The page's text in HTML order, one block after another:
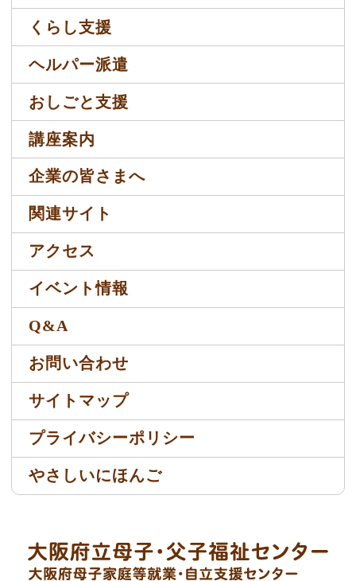
くらし支援
ヘルパー派遣
おしごと支援
講座案内
企業の皆さまへ
関連サイト
アクセス
イベント情報
Q&A
お問い合わせ
サイトマップ
プライバシーポリシー
やさしいにほんご